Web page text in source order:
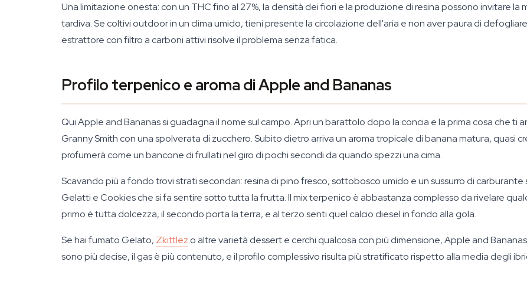
Una limitazione onesta: con un THC fino al 27%, la densità dei fiori e la produzione di resina possono invitare
tardiva. Se coltivi outdoor in un clima umido, tieni presente la circolazione dell'aria e non aver paura di
estrattore con filtro a carboni attivi risolve il problema senza fatica.
Profilo terpenico e aroma di Apple and Bananas
Qui Apple and Bananas si guadagna il nome sul campo. Apri un barattolo dopo la concia e la prima cosa che ti
Granny Smith con una spolverata di zucchero. Subito dietro arriva un aroma tropicale di banana matura, quasi
profumerà come un bancone di frullati nel giro di pochi secondi da quando spezzi una cima.
Scavando più a fondo trovi strati secondari: resina di pino fresco, sottobosco umido e un sussurro di
Gelatti e Cookies che si fa sentire sotto tutta la frutta. Il mix terpenico è abbastanza complesso da rivelare
primo è tutta dolcezza, il secondo porta la terra, e al terzo senti quel calcio diesel in fondo alla gola.
Se hai fumato Gelato, Zkittlez o altre varietà dessert e cerchi qualcosa con più dimensione, Apple and
sono più decise, il gas è più contenuto, e il profilo complessivo risulta più stratificato rispetto alla media degli